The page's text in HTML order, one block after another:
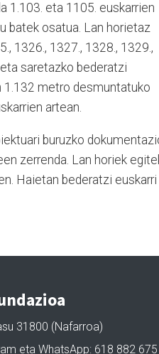
1.103. eta 1105. euskarrien
batek osatua. Lan horietaz
1326., 1327., 1328., 1329.,
saretazko bederatzi
1.132 metro desmuntatuko
artean.
buruzko
zerrenda. Lan horiek
Haietan bederatzi euskarri
31800 (Nafarroa)
eta WhatsApp: 618 882 675